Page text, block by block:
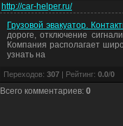
http://car-helper.ru/
Грузовой эвакуатор.
дороге, отключение
Компания располагает
узнать на
Переходов: 307 | Рейтинг: 0.0/0
Всего комментариев: 0